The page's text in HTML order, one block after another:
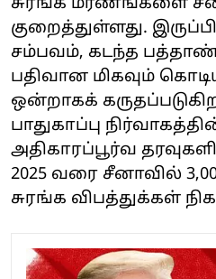
சுரங்க மரணங்களை
குறைத்துள்ளது.
சம்பவம், கடந்த
பதிவான மிகவும்
ஒன்றாகக்
பாதுகாப்பு
அதிகாரப்பூர்வ
2025 வரை சீனாவில்
சுரங்க விபத்துக்கள்